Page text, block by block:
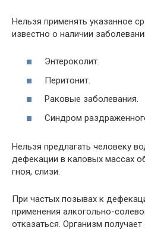
Нельзя применять указанное
известно о наличии
Энтероколит.
Перитонит.
Раковые заболевания.
Синдром
Нельзя предлагать человеку
дефекации в каловых массах
гноя, слизи.
При частых позывах к
применения алкогольно-
отказаться. Организм